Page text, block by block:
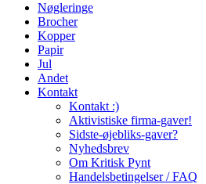
Nøgleringe
Brocher
Kopper
Papir
Jul
Andet
Kontakt
Kontakt :)
Aktivistiske firma-gaver!
Sidste-øjebliks-gaver?
Nyhedsbrev
Om Kritisk Pynt
Handelsbetingelser / FAQ